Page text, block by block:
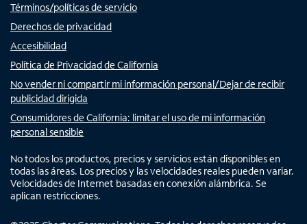
Términos/políticas de servicio
Derechos de privacidad
Accesibilidad
Política de Privacidad de California
No vender ni compartir mi información personal/Dejar de recibir
publicidad dirigida
Consumidores de California: limitar el uso de mi información
personal sensible
No todos los productos, precios y servicios están disponibles en
todas las áreas. Los precios y las velocidades reales pueden variar.
Velocidades de Internet basadas en conexión alámbrica. Se
aplican restricciones.